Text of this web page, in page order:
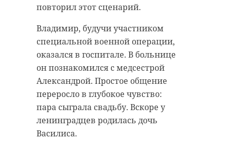
повторил этот сценарий.
Владимир, будучи участником
специальной военной операции,
оказался в госпитале. В больнице
он познакомился с медсестрой
Александрой. Простое общение
переросло в глубокое чувство:
пара сыграла свадьбу. Вскоре у
ленинградцев родилась дочь
Василиса.
Сотрудника полиции Приморского
района госпитализировали с
переломами ног. В отношении
водителя «Вольво» возбудили
уголовное дело по статье
«Применение насилия в
отношении представителя власти,
опасного для жизни и здоровья».
Напомним, 5 декабря около 15:30 у
дома №38 по Камышовой улице
Церемония прощания с
военнослужащим состоится в
пятницу, 6 декабря, в морге города
Тихвин. Гражданская панихида
пройдет с 9:00 до 10:00 часов. В
11:00 бойца похоронят на
Шугозерском кладбище.